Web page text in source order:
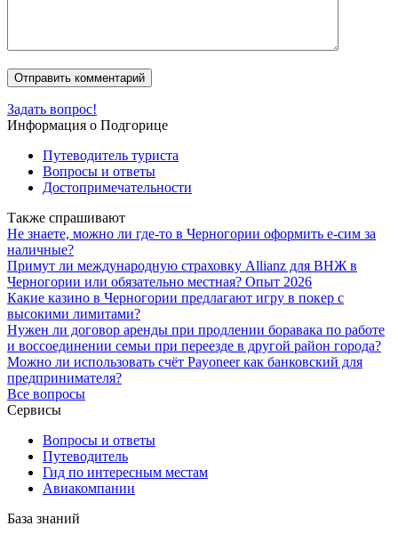
Задать вопрос!
Информация о Подгорице
Путеводитель туриста
Вопросы и ответы
Достопримечательности
Также спрашивают
Не знаете, можно ли где-то в Черногории оформить е-сим за
наличные?
Примут ли международную страховку Allianz для ВНЖ в
Черногории или обязательно местная? Опыт 2026
Какие казино в Черногории предлагают игру в покер с
высокими лимитами?
Нужен ли договор аренды при продлении боравака по работе
и воссоединении семьи при переезде в другой район города?
Можно ли использовать счёт Payoneer как банковский для
предпринимателя?
Все вопросы
Сервисы
Вопросы и ответы
Путеводитель
Гид по интересным местам
Авиакомпании
База знаний